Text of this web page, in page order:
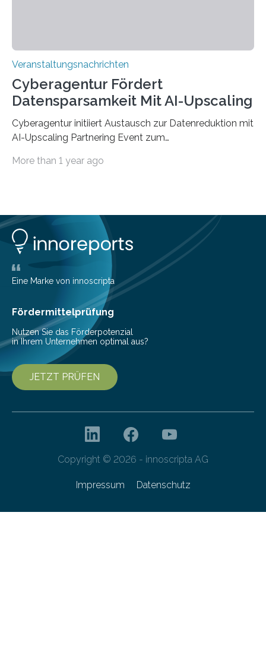
Veranstaltungsnachrichten
Cyberagentur Fördert
Datensparsamkeit Mit AI-Upscaling
Cyberagentur initiiert Austausch zur Datenreduktion mit
AI-Upscaling Partnering Event zum
innovative DatenverarbeitungDie Agentur für
Entwicklung von Technologien zur gezielten
Datenreduktion und Rekonstruktion in schwierigen
Kommunikationsumgebungen. Das Event dient der
Vernetzung potenzieller Forschungspartner und der
Vorbereitung der Programmausschreibung. Die
Cyberagentur organisiert am 25. März 2025, von 14:00
bis 16:00 Uhr, ein virtuelles Partnering Event zum
Forschungsprogramm „Datenrekonstruktion…
More than 1 year ago
Eine Marke von innoscripta
Fördermittelprüfung
Nutzen Sie das Förderpotenzial
in Ihrem Unternehmen optimal aus?
JETZT PRÜFEN
Copyright © 2026 - innoscripta AG
Impressum Datenschutz